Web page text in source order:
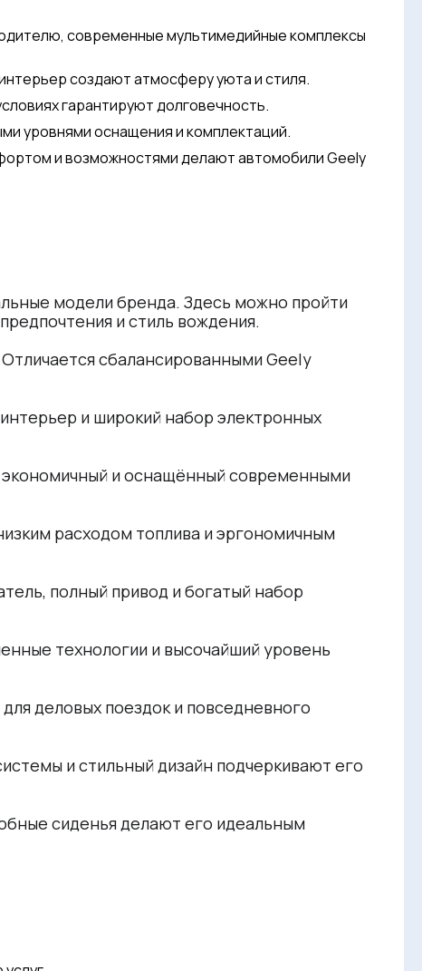
современные мультимедийные комплексы
создают атмосферу уюта и стиля.
гарантируют долговечность.
уровнями оснащения и комплектаций.
и возможностями делают автомобили Geely
модели бренда. Здесь можно пройти
и стиль вождения.
сбалансированными Geely
и широкий набор электронных
экономичный и оснащённый современными
расходом топлива и эргономичным
полный привод и богатый набор
технологии и высочайший уровень
деловых поездок и повседневного
и стильный дизайн подчеркивают его
сиденья делают его идеальным